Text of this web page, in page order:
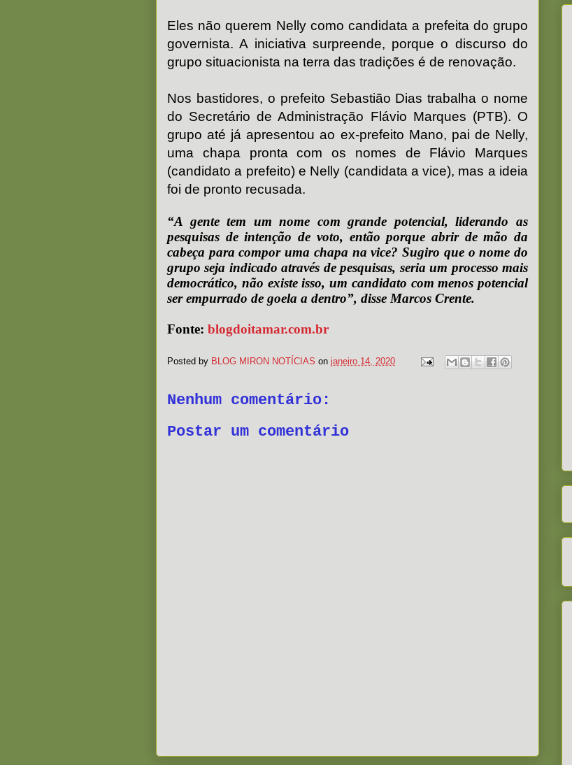
Eles não querem Nelly como candidata a prefeita do grupo
governista. A iniciativa surpreende, porque o discurso do
grupo situacionista na terra das tradições é de renovação.
Nos bastidores, o prefeito Sebastião Dias trabalha o nome
do Secretário de Administração Flávio Marques (PTB). O
grupo até já apresentou ao ex-prefeito Mano, pai de Nelly,
uma chapa pronta com os nomes de Flávio Marques
(candidato a prefeito) e Nelly (candidata a vice), mas a ideia
foi de pronto recusada.
“A gente tem um nome com grande potencial, liderando as
pesquisas de intenção de voto, então porque abrir de mão da
cabeça para compor uma chapa na vice? Sugiro que o nome do
grupo seja indicado através de pesquisas, seria um processo mais
democrático, não existe isso, um candidato com menos potencial
ser empurrado de goela a dentro”, disse Marcos Crente.
Fonte: blogdoitamar.com.br
Posted by BLOG MIRON NOTÍCIAS on janeiro 14, 2020
Nenhum comentário:
Postar um comentário